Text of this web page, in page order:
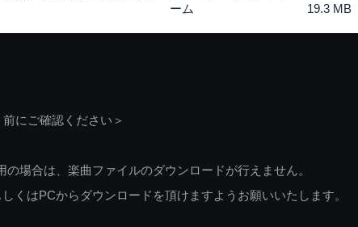
ーム
19.3 MB
にご確認ください＞
場合は、楽曲ファイルのダウンロードが行えません。
くはPCからダウンロードを頂けますようお願いいたします。